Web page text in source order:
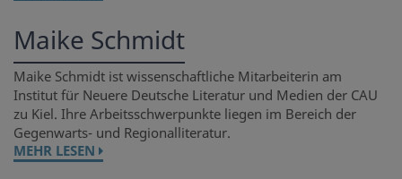
Maike Schmidt
Maike Schmidt ist wissenschaftliche Mitarbeiterin am
Institut für Neuere Deutsche Literatur und Medien der CAU
zu Kiel. Ihre Arbeitsschwerpunkte liegen im Bereich der
Gegenwarts- und Regionalliteratur.
MEHR LESEN